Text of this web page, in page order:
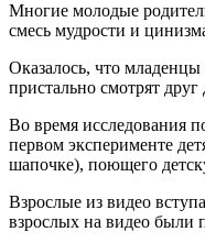
Многие молодые
смесь мудрости и
Оказалось, что
пристально смотрят
Во время исследования
первом эксперименте
шапочке), поющего
Взрослые из видео
взрослых на видео были